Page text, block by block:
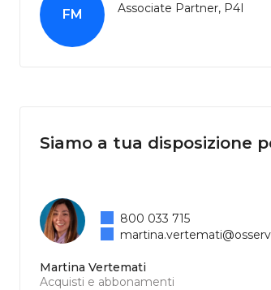
FM Associate Partner, P4I
Siamo a tua disposizione
Martina Vertemati
Acquisti e abbonamenti
800 033 715